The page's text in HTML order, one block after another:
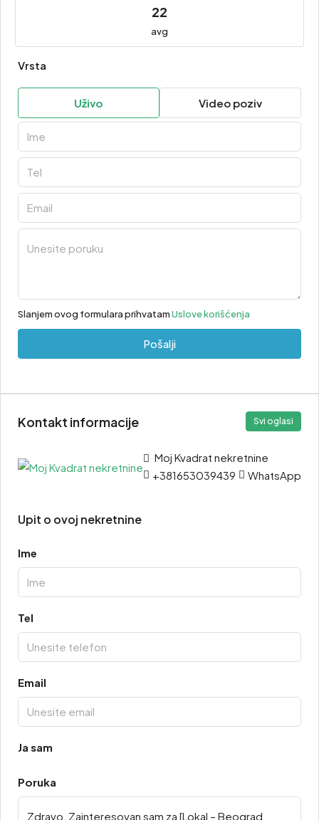
22
avg
Vrsta
Uživo Video poziv
Slanjem ovog formulara prihvatamUslove korišćenja
Pošalji
Kontakt informacije Svi oglasi
Moj Kvadrat nekretnine
+381653039439
WhatsApp
Upit o ovoj nekretnine
Ime
Tel
Email
Ja sam
Poruka